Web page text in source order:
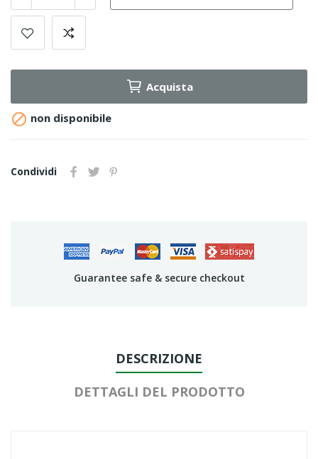
Acquista
 non disponibile
Condividi
Guarantee safe & secure checkout
DESCRIZIONE
DETTAGLI DEL PRODOTTO